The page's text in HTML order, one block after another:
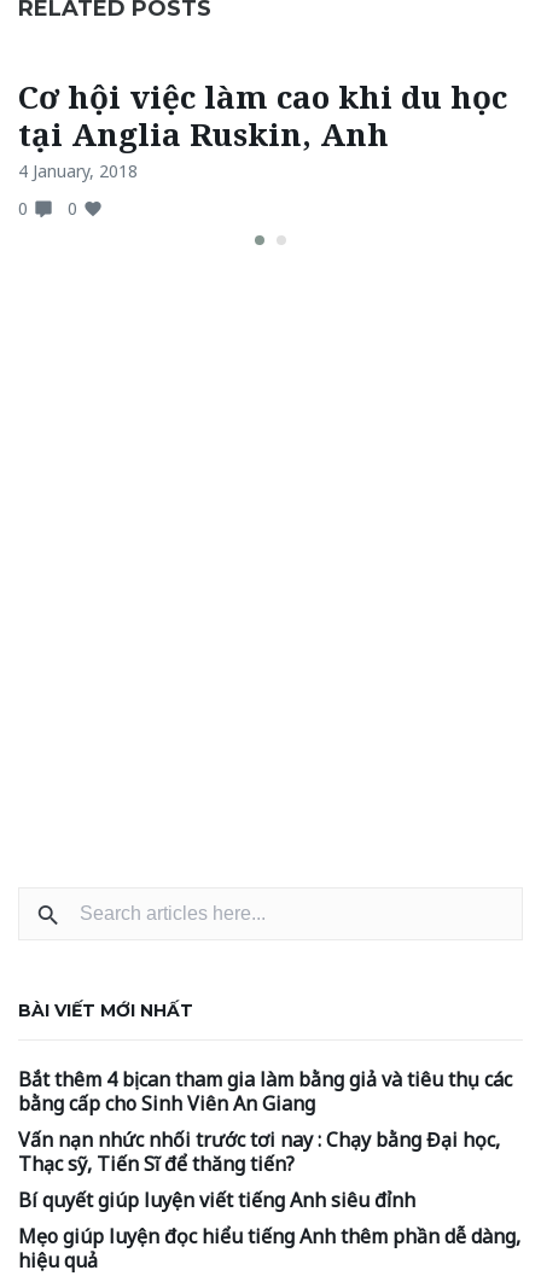
RELATED POSTS
Cơ hội việc làm cao khi du học
tại Anglia Ruskin, Anh
4 January, 2018
0
0
BÀI VIẾT MỚI NHẤT
Bắt thêm 4 bị can tham gia làm bằng giả và tiêu thụ các
bằng cấp cho Sinh Viên An Giang
Vấn nạn nhức nhối trước tơi nay : Chạy bằng Đại học,
Thạc sỹ, Tiến Sĩ để thăng tiến?
Bí quyết giúp luyện viết tiếng Anh siêu đỉnh
Mẹo giúp luyện đọc hiểu tiếng Anh thêm phần dễ dàng,
hiệu quả